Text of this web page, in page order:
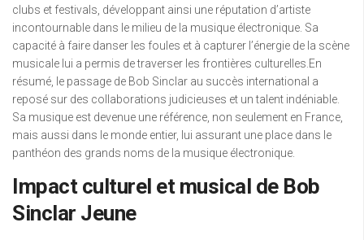
clubs et festivals, développant ainsi une réputation d’artiste
incontournable dans le milieu de la musique électronique. Sa
capacité à faire danser les foules et à capturer l’énergie de la scène
musicale lui a permis de traverser les frontières culturelles.En
résumé, le passage de Bob Sinclar au succès international a
reposé sur des collaborations judicieuses et un talent indéniable.
Sa musique est devenue une référence, non seulement en France,
mais aussi dans le monde entier, lui assurant une place dans le
panthéon des grands noms de la musique électronique.
Impact culturel et musical de Bob
Sinclar Jeune